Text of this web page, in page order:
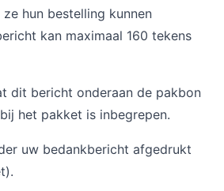
hun bestelling kunnen
kan maximaal 160 tekens
dit bericht onderaan de pakbon
het pakket is inbegrepen.
uw bedankbericht afgedrukt